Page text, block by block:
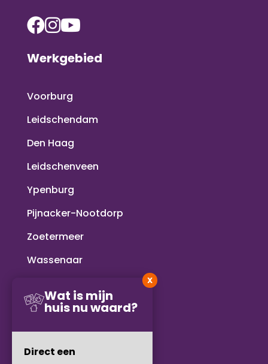
Werkgebied
Voorburg
Leidschendam
Den Haag
Leidschenveen
Ypenburg
Pijnacker-Nootdorp
Zoetermeer
Wassenaar
Rijswijk
Delft
Wat is mijn
huis nu waard?
Direct een
X